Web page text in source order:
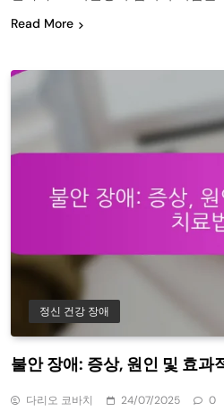
Read More
정신 건강 장애
불안 장애: 증상, 원인 및 효과
다리오 코바치 24/07/2025 0